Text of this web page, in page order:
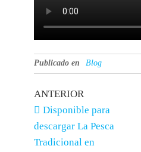
Publicado en Blog
ANTERIOR
Disponible para
descargar La Pesca
Tradicional en